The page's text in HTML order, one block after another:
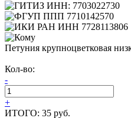
Петуния крупноцветковая
Кол-во:
-
+
ИТОГО: 35 руб.